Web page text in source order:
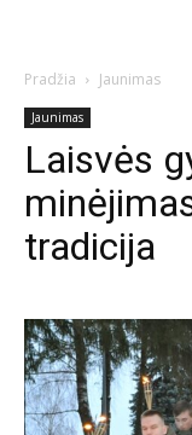
Pradžia Jaunimas
Jaunimas
Laisvės
tradicija